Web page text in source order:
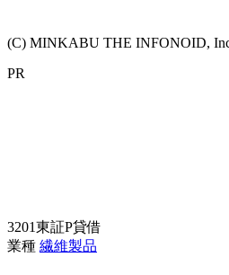
(C) MINKABU THE INFONOID,
PR
3201東証P貸借
業種 繊維製品